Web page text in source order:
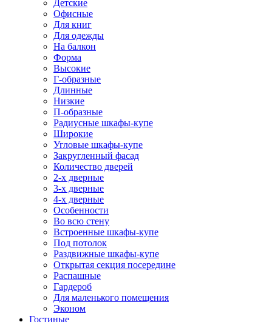
Детские
Офисные
Для книг
Для одежды
На балкон
Форма
Высокие
Г-образные
Длинные
Низкие
П-образные
Радиусные шкафы-купе
Широкие
Угловые шкафы-купе
Закругленный фасад
Количество дверей
2-х дверные
3-х дверные
4-х дверные
Особенности
Во всю стену
Встроенные шкафы-купе
Под потолок
Раздвижные шкафы-купе
Открытая секция посередине
Распашные
Гардероб
Для маленького помещения
Эконом
Гостиные